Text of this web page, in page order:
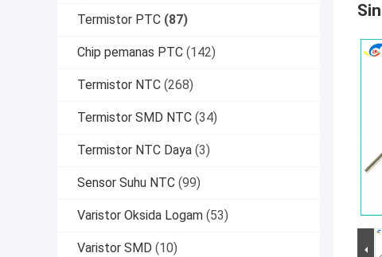
Termistor PTC (87)
Chip pemanas PTC (142)
Termistor NTC (268)
Termistor SMD NTC (34)
Termistor NTC Daya (3)
Sensor Suhu NTC (99)
Varistor Oksida Logam (53)
Varistor SMD (10)